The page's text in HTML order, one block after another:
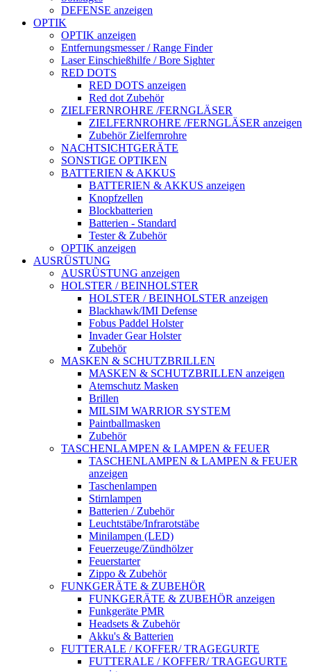
DEFENSE anzeigen
OPTIK
OPTIK anzeigen
Entfernungsmesser / Range Finder
Laser Einschießhilfe / Bore Sighter
RED DOTS
RED DOTS anzeigen
Red dot Zubehör
ZIELFERNROHRE /FERNGLÄSER
ZIELFERNROHRE /FERNGLÄSER anzeigen
Zubehör Zielfernrohre
NACHTSICHTGERÄTE
SONSTIGE OPTIKEN
BATTERIEN & AKKUS
BATTERIEN & AKKUS anzeigen
Knopfzellen
Blockbatterien
Batterien - Standard
Tester & Zubehör
OPTIK anzeigen
AUSRÜSTUNG
AUSRÜSTUNG anzeigen
HOLSTER / BEINHOLSTER
HOLSTER / BEINHOLSTER anzeigen
Blackhawk/IMI Defense
Fobus Paddel Holster
Invader Gear Holster
Zubehör
MASKEN & SCHUTZBRILLEN
MASKEN & SCHUTZBRILLEN anzeigen
Atemschutz Masken
Brillen
MILSIM WARRIOR SYSTEM
Paintballmasken
Zubehör
TASCHENLAMPEN & LAMPEN & FEUER
TASCHENLAMPEN & LAMPEN & FEUER
anzeigen
Taschenlampen
Stirnlampen
Batterien / Zubehör
Leuchtstäbe/Infrarotstäbe
Minilampen (LED)
Feuerzeuge/Zündhölzer
Feuerstarter
Zippo & Zubehör
FUNKGERÄTE & ZUBEHÖR
FUNKGERÄTE & ZUBEHÖR anzeigen
Funkgeräte PMR
Headsets & Zubehör
Akku's & Batterien
FUTTERALE / KOFFER/ TRAGEGURTE
FUTTERALE / KOFFER/ TRAGEGURTE